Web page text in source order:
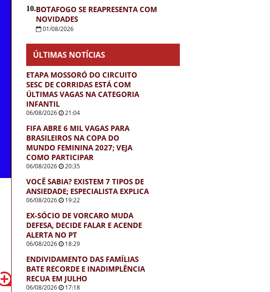
10.BOTAFOGO SE REAPRESENTA COM
NOVIDADES
01/08/2026
ÚLTIMAS NOTÍCIAS
ETAPA MOSSORÓ DO CIRCUITO
SESC DE CORRIDAS ESTÁ COM
ÚLTIMAS VAGAS NA CATEGORIA
INFANTIL
06/08/2026 21:04
FIFA ABRE 6 MIL VAGAS PARA
BRASILEIROS NA COPA DO
MUNDO FEMININA 2027; VEJA
COMO PARTICIPAR
06/08/2026 20:35
VOCÊ SABIA? EXISTEM 7 TIPOS DE
ANSIEDADE; ESPECIALISTA EXPLICA
06/08/2026 19:22
EX-SÓCIO DE VORCARO MUDA
DEFESA, DECIDE FALAR E ACENDE
ALERTA NO PT
06/08/2026 18:29
ENDIVIDAMENTO DAS FAMÍLIAS
BATE RECORDE E INADIMPLÊNCIA
RECUA EM JULHO
06/08/2026 17:18